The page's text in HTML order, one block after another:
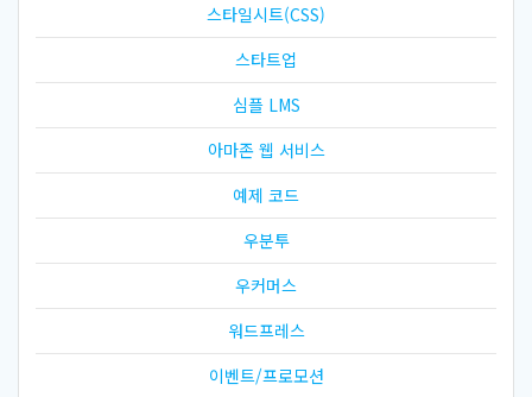
스타일시트(CSS)
스타트업
심플 LMS
아마존 웹 서비스
예제 코드
우분투
우커머스
워드프레스
이벤트/프로모션